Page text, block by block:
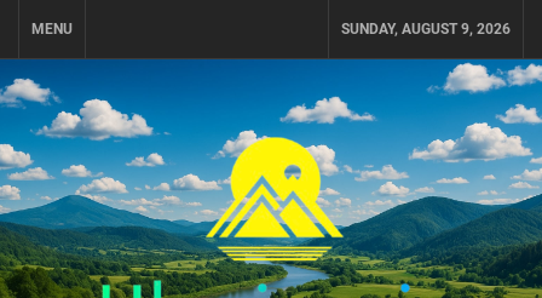
MENU SUNDAY, AUGUST 9, 2026